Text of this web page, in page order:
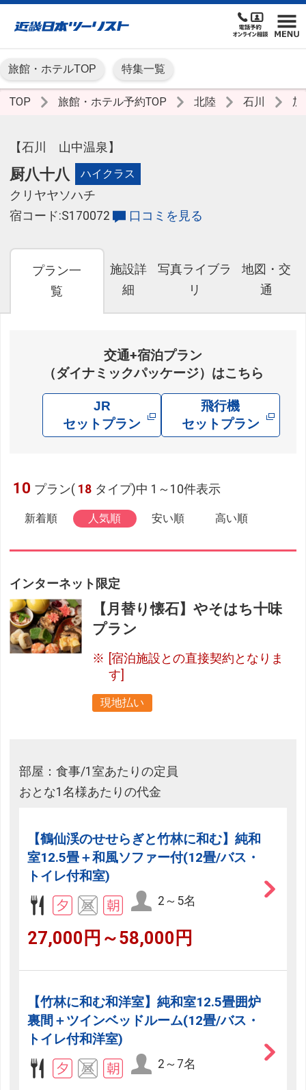
旅館・ホテルTOP 特集一覧
TOP 旅館・ホテル予約TOP 北陸 石川
【石川 山中温泉】
厨八十八 ハイクラス
クリヤヤソハチ
宿コード:S170072
口コミを見る
プラン一
覧
施設詳
細
写真ライブラ
リ
地図・交
通
交通+宿泊プラン
（ダイナミックパッケージ）はこちら
JR
セットプラン
飛行機
セットプラン
10 プラン( 18 タイプ)中 1～10件表示
新着順 人気順 安い順 高い順
インターネット限定
【月替り懐石】やそはち十味
プラン
[宿泊施設との直接契約となりま
す]
現地払い
部屋：食事/1室あたりの定員
おとな1名様あたりの代金
【鶴仙渓のせせらぎと竹林に和む】純和
室12.5畳＋和風ソファー付(12畳/バス・
トイレ付和室)
2～5名
27,000円～58,000円
【竹林に和む和洋室】純和室12.5畳囲炉
裏間＋ツインベッドルーム(12畳/バス・
トイレ付和洋室)
2～7名